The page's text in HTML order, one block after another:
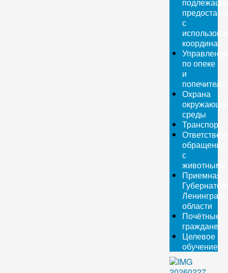
с
координат
Управление
по опеке
и
Охрана
среды
Транспорт
обращение
с
животными
Приемная
области
Почётные
граждане
Целевое
обучение